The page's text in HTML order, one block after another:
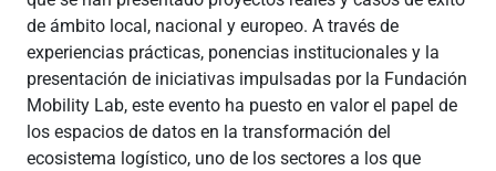
de ámbito local, nacional y europeo. A través de
experiencias prácticas, ponencias institucionales y la
presentación de iniciativas impulsadas por la Fundación
Mobility Lab, este evento ha puesto en valor el papel de
los espacios de datos en la transformación del
ecosistema logístico, uno de los sectores a los que